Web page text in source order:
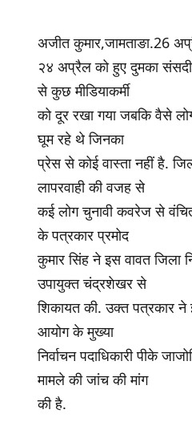
अजीत कुमार,जामताङा.26
२४ अप्रैल को हुए दुमका
से कुछ मीडियाकर्मी
को दूर रखा गया जबकि वैसे
घूम रहे थे जिनका
प्रेस से कोई वास्ता नहीं है.
लापरवाही की वजह से
कई लोग चुनावी कवरेज से
के पत्रकार प्रमोद
कुमार सिंह ने इस वावत जिला
उपायुक्त चंद्रशेखर से
शिकायत की. उक्त पत्रकार ने
आयोग के मुख्या
निर्वाचन पदाधिकारी पीके
मामले की जांच की मांग
की है.